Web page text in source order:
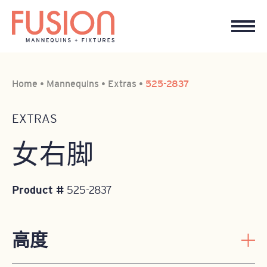
Home • Mannequins • Extras • 525-2837
EXTRAS
女右脚
Product # 525-2837
高度